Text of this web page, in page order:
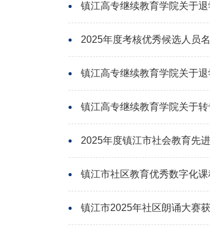
镇江高专继续教育学院关于退
2025年度考核优秀候选人员
镇江高专继续教育学院关于退
镇江高专继续教育学院关于转
2025年度镇江市社会教育先
镇江市社区教育优秀数字化
镇江市2025年社区朗诵大赛